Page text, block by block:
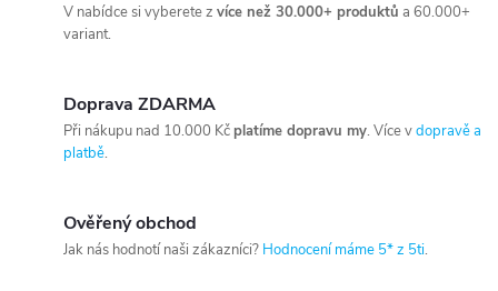
V nabídce si vyberete z více než 30.000+ produktů a 60.000+
variant.
Doprava ZDARMA
Při nákupu nad 10.000 Kčplatíme dopravu my. Více vdopravě a
platbě.
Ověřený obchod
Jak nás hodnotí naši zákazníci? Hodnocení máme 5* z 5ti.